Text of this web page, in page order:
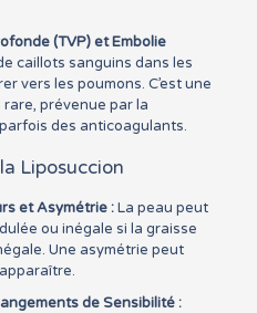
(TVP) et Embolie
caillots sanguins dans les
vers les poumons. C’est une
prévenue par la
des anticoagulants.
Liposuccion
et Asymétrie :La peau peut
ou inégale si la graisse
Une asymétrie peut
de Sensibilité :